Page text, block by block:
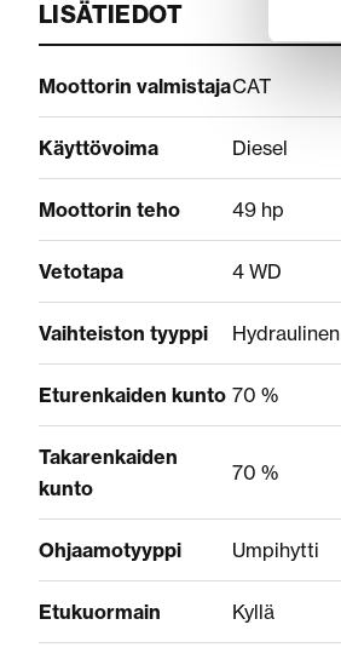
LISÄTIEDOT
Moottorin valmistajaCAT
Käyttövoima Diesel
Moottorin teho 49 hp
Vetotapa 4 WD
Vaihteiston tyyppi Hydraulinen
Eturenkaiden kunto 70 %
Takarenkaiden
kunto
70 %
Ohjaamotyyppi Umpihytti
Etukuormain Kyllä